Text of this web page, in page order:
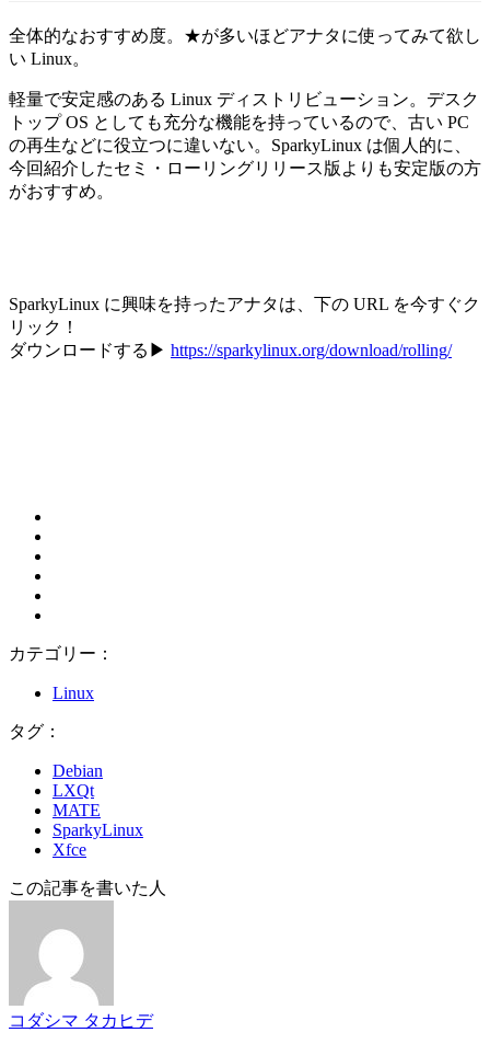
全体的なおすすめ度。★が多いほどアナタに使ってみて欲し
い Linux。
軽量で安定感のある Linux ディストリビューション。デスク
トップ OS としても充分な機能を持っているので、古い PC
の再生などに役立つに違いない。SparkyLinux は個人的に、
今回紹介したセミ・ローリングリリース版よりも安定版の方
がおすすめ。
SparkyLinux に興味を持ったアナタは、下の URL を今すぐク
リック！
ダウンロードする▶ https://sparkylinux.org/download/rolling/
カテゴリー：
Linux
タグ：
Debian
LXQt
MATE
SparkyLinux
Xfce
この記事を書いた人
コダシマ タカヒデ